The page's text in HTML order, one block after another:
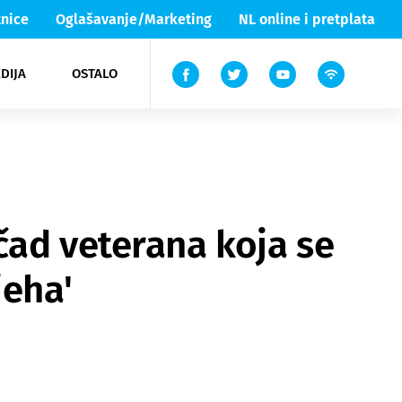
Oglašavanje/Marketing NL online i pretplata
OSTALO
Lika & Senj
TV
veterana koja se